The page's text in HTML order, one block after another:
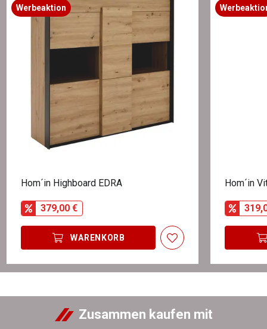
Werbeaktion
Hom´in Highboard EDRA
379,00 €
WARENKORB
Hom´in
Zusammen kaufen mit